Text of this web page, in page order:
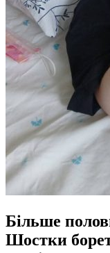
Більше
Шостки